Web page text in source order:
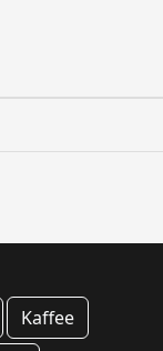
Kaffee